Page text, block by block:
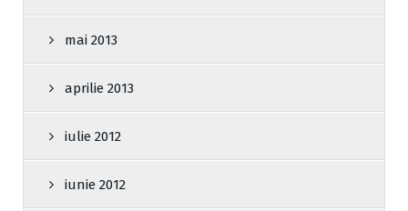
mai 2013
aprilie 2013
iulie 2012
iunie 2012